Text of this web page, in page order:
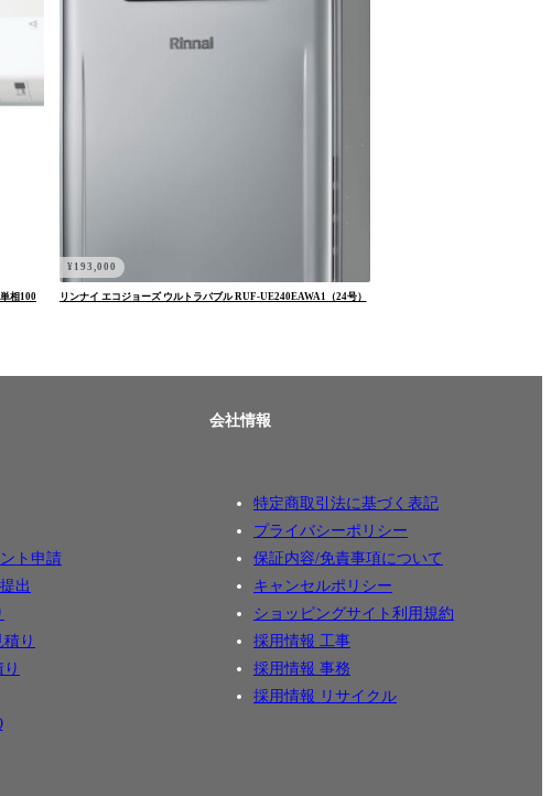
相100
¥ 193,000
リンナイ エコジョーズ ウルトラバブル RUF-UE240EAWA1（24号）
ト申請
出
り
会社情報
特定商取引法に基づく表記
プライバシーポリシー
保証内容/免責事項について
キャンセルポリシー
ショッピングサイト利用規約
採用情報 工事
採用情報 事務
採用情報 リサイクル